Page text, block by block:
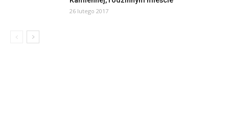
26 lutego 2017